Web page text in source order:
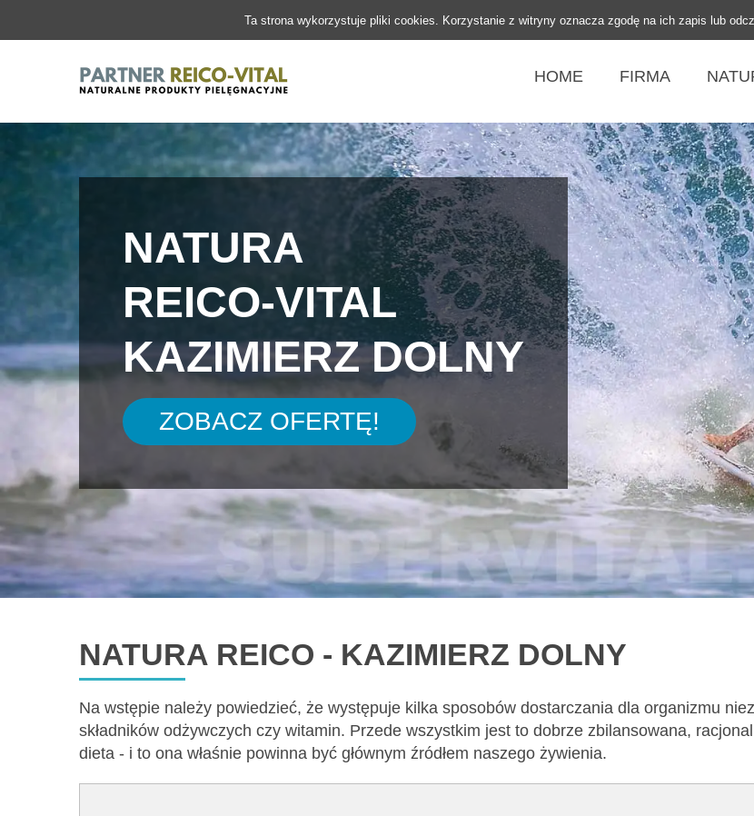
Ta strona wykorzystuje pliki cookies. Korzystanie z witryny oznacza zgodę na ich zapis lub
HOME FIRMA
NATURA
REICO-VITAL
KAZIMIERZ DOLNY
ZOBACZ OFERTĘ!
NATURA REICO - KAZIMIERZ DOLNY
Na wstępie należy powiedzieć, że występuje kilka sposobów dostarczania dla organizmu
składników odżywczych czy witamin. Przede wszystkim jest to dobrze zbilansowana,
dieta - i to ona właśnie powinna być głównym źródłem naszego żywienia.